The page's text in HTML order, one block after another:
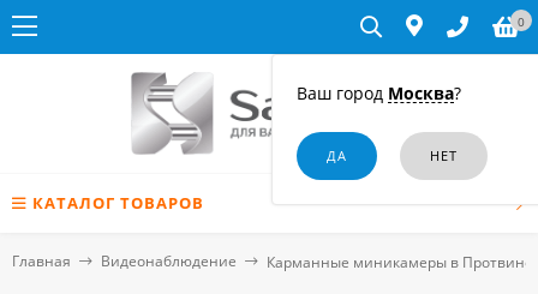
Ваш город Москва?
0
КАТАЛОГ ТОВАРОВ
Главная Видеонаблюдение Карманные миникамеры в Протвино